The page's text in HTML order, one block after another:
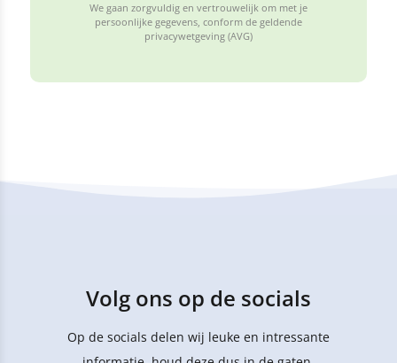
We gaan zorgvuldig en vertrouwelijk om met je
persoonlijke gegevens, conform de geldende
privacywetgeving (AVG)
Volg ons op de socials
Op de socials delen wij leuke en intressante